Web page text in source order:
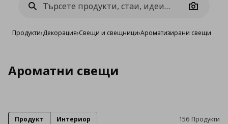
Camera
Продукти›Декорация›Свещи и свещници›Ароматизирани свещи
Ароматни свещи
156 Продукти
Продукт Интериор